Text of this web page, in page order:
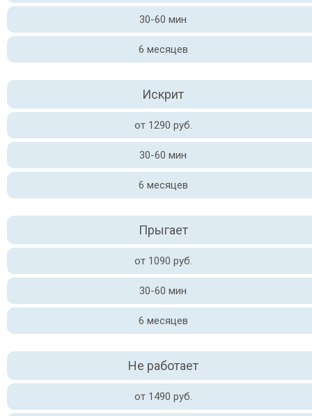
30-60 мин
6 месяцев
Искрит
от 1290 руб.
30-60 мин
6 месяцев
Прыгает
от 1090 руб.
30-60 мин
6 месяцев
Не работает
от 1490 руб.